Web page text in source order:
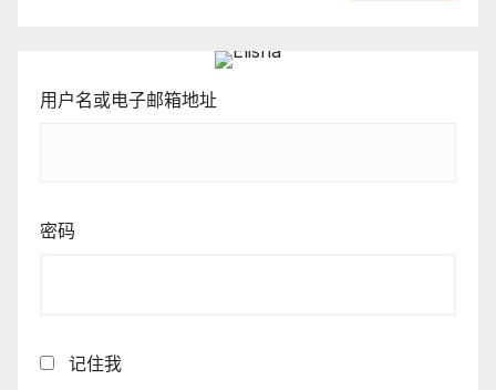
用户名或电子邮箱地址
密码
记住我